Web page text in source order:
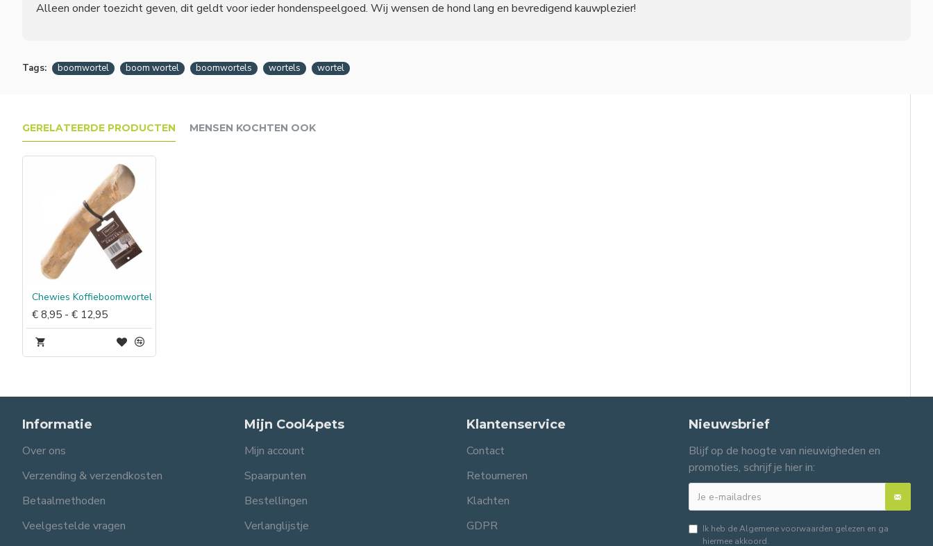
Alleen onder toezicht geven, dit geldt voor ieder hondenspeelgoed. Wij wensen de hond lang en bevredigend kauwplezier!
Tags: boomwortel boom wortel boomwortels wortels wortel
GERELATEERDE PRODUCTEN MENSEN KOCHTEN OOK
Chewies Koffieboomwortel
€ 8,95 - € 12,95
Informatie
Over ons
Verzending & verzendkosten
Betaalmethoden
Veelgestelde vragen
Mijn Cool4pets
Mijn account
Spaarpunten
Bestellingen
Verlanglijstje
Klantenservice
Contact
Retourneren
Klachten
GDPR
Nieuwsbrief
Blijf op de hoogte van nieuwigheden en
promoties, schrijf je hier in:
Ik heb deAlgemene voorwaarden gelezen en ga
hiermee akkoord.